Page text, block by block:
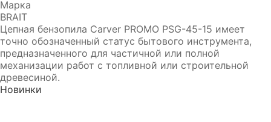
Марка
BRAIT
Цепная бензопила Carver PROMO PSG-45-15 имеет
точно обозначенный статус бытового инструмента,
предназначенного для частичной или полной
механизации работ с топливной или строительной
древесиной.
Новинки